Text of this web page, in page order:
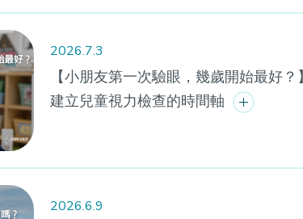
2026.7.3
【小朋友第一次驗眼，幾歲開始最好？】
建立兒童視力檢查的時間軸
2026.6.9